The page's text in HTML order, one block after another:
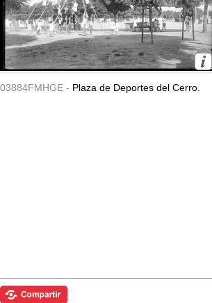
03884FMHGE - Plaza de Deportes del Cerro.